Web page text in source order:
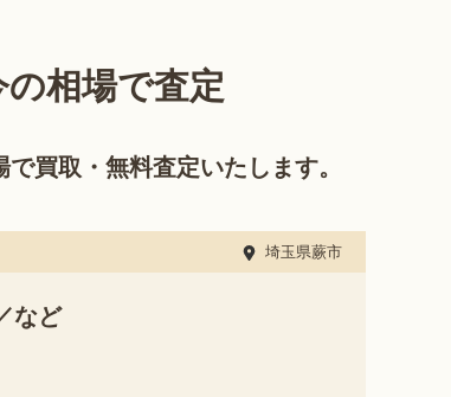
相場で査定
買取・無料査定いたします。
埼玉県蕨市
など